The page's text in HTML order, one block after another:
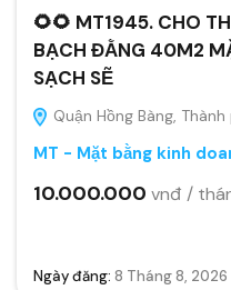
🌻🌻 MT1945. CHO
BẠCH ĐẰNG 40M2
SẠCH SẼ
Quận Hồng Bàng,
MT - Mặt bằng kinh
10.000.000 vnđ /
Ngày đăng: 8 Tháng 8, 2026